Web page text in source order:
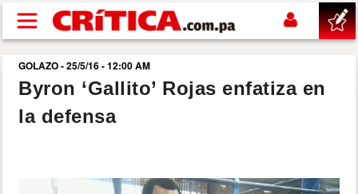
Pasar al contenido principal
buscar
SUCESOS
GOLAZO - 25/5/16 - 12:00 AM
Byron ‘Gallito’ Rojas enfatiza en
la defensa